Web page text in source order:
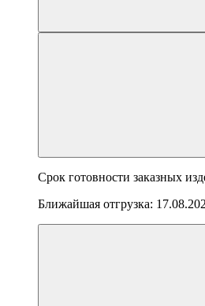
Срок готовности заказных
Ближайшая отгрузка: